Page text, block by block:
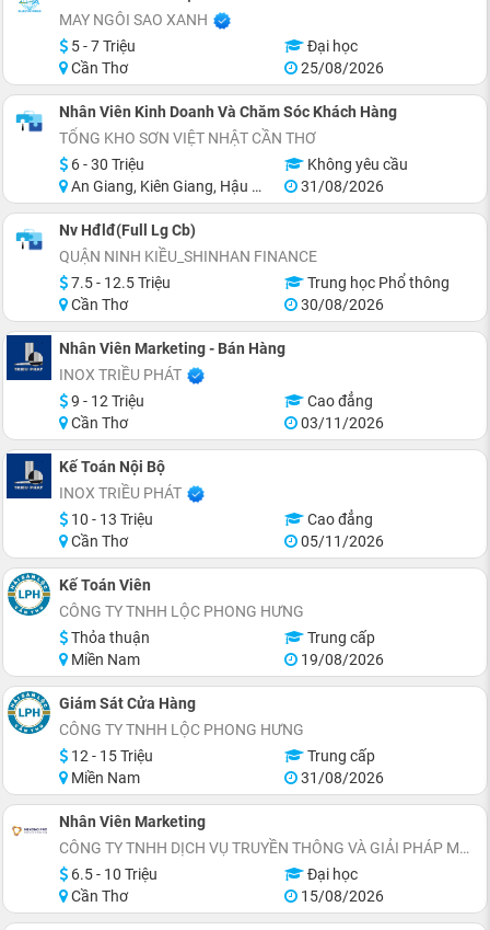
MAY NGÔI SAO XANH
5 - 7 Triệu
Đại học
Cần Thơ
25/08/2026
Nhân Viên Kinh Doanh Và Chăm Sóc Khách Hàng
TỔNG KHO SƠN VIỆT NHẬT CẦN THƠ
6 - 30 Triệu
Không yêu cầu
An Giang, Kiên Giang, Hậu Giang, Sóc Trăng, Bạc Liêu, Cà Mau
31/08/2026
Nv Hđlđ(Full Lg Cb)
QUẬN NINH KIỀU_SHINHAN FINANCE
7.5 - 12.5 Triệu
Trung học Phổ thông
Cần Thơ
30/08/2026
Nhân Viên Marketing - Bán Hàng
INOX TRIỀU PHÁT
9 - 12 Triệu
Cao đẳng
Cần Thơ
03/11/2026
Kế Toán Nội Bộ
INOX TRIỀU PHÁT
10 - 13 Triệu
Cao đẳng
Cần Thơ
05/11/2026
Kế Toán Viên
CÔNG TY TNHH LỘC PHONG HƯNG
Thỏa thuận
Trung cấp
Miền Nam
19/08/2026
Giám Sát Cửa Hàng
CÔNG TY TNHH LỘC PHONG HƯNG
12 - 15 Triệu
Trung cấp
Miền Nam
31/08/2026
Nhân Viên Marketing
CÔNG TY TNHH DỊCH VỤ TRUYỀN THÔNG VÀ GIẢI PHÁP MARKETING MEKONG PRO
6.5 - 10 Triệu
Đại học
Cần Thơ
15/08/2026